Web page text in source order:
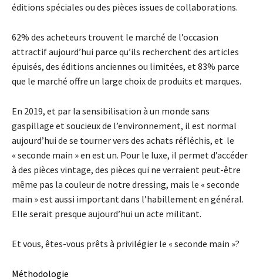
éditions spéciales ou des pièces issues de collaborations.
62% des acheteurs trouvent le marché de l’occasion
attractif aujourd’hui parce qu’ils recherchent des articles
épuisés, des éditions anciennes ou limitées, et 83% parce
que le marché offre un large choix de produits et marques.
En 2019, et par la sensibilisation à un monde sans
gaspillage et soucieux de l’environnement, il est normal
aujourd’hui de se tourner vers des achats réfléchis, et le
« seconde main » en est un. Pour le luxe, il permet d’accéder
à des pièces vintage, des pièces qui ne verraient peut-être
même pas la couleur de notre dressing, mais le « seconde
main » est aussi important dans l’habillement en général.
Elle serait presque aujourd’hui un acte militant.
Et vous, êtes-vous prêts à privilégier le « seconde main »?
Méthodologie